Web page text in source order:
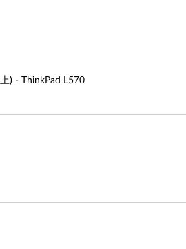
) - ThinkPad L570